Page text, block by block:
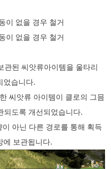
이 없을 경우 철거
이 없을 경우 철거
관된 씨앗류아이템을 울타리
었습니다.
씨앗류 아이템이 클로의 그믐
되도록 개선되었습니다.
아닌 다른 경로를 통해 획득
에 보관됩니다.